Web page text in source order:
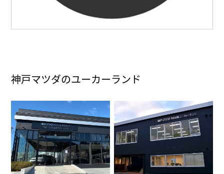
神戸マツダのユーカーランド